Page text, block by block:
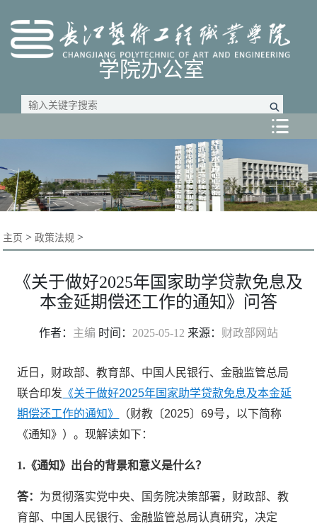
学院办公室

主页 >政策法规 >
《关于做好2025年国家助学贷款免息及
本金延期偿还工作的通知》问答
作者： 主编 时间： 2025-05-12 来源： 财政部网站
近日，财政部、教育部、中国人民银行、金融监管总局
联合印发 《关于做好2025年国家助学贷款免息及本金延
期偿还工作的通知》
（财教〔2025〕69号，以下简称
《通知》）。现解读如下：
1.《通知》出台的背景和意义是什么？
答： 为贯彻落实党中央、国务院决策部署，财政部、教
育部、中国人民银行、金融监管总局认真研究，决定